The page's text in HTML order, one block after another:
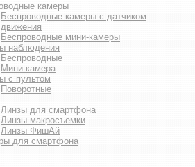
камеры
Беспроводные камеры с датчиком
движения
Беспроводные мини-камеры
наблюдения
Беспроводные
Мини-камера
с пультом
Поворотные
Линзы для смартфона
Линзы макросъемки
Линзы ФишАй
для смартфона